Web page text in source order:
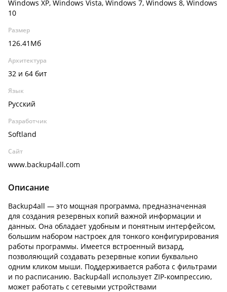
Windows XP, Windows Vista, Windows 7, Windows 8, Windows
10
Размер
126.41Мб
Архитектура
32 и 64 бит
Язык
Русский
Разработчик
Softland
Сайт
www.backup4all.com
Описание
Backup4all — это мощная программа, предназначенная
для создания резервных копий важной информации и
данных. Она обладает удобным и понятным интерфейсом,
большим набором настроек для тонкого конфигурирования
работы программы. Имеется встроенный визард,
позволяющий создавать резервные копии буквально
одним кликом мыши. Поддерживается работа с фильтрами
и по расписанию. Backup4all использует ZIP-компрессию,
может работать с сетевыми устройствами